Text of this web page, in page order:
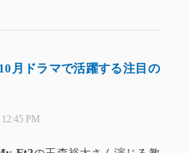
月ドラマで活躍する注目の
PM